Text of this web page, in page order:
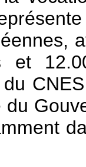
et
du